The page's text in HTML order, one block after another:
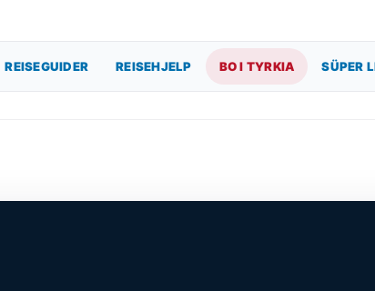
REISEGUIDER REISEHJELP BO I TYRKIA SÜPER